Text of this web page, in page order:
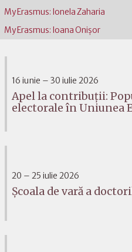
My Erasmus: Ionela Zaharia
My Erasmus: Ioana Onişor
16 iunie – 30 iulie 2026
Apel la contribuții:
electorale în Uniunea
20 – 25 iulie 2026
Școala de vară a